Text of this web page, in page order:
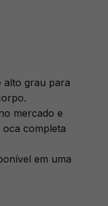
alto grau para
mercado e
completa
em uma